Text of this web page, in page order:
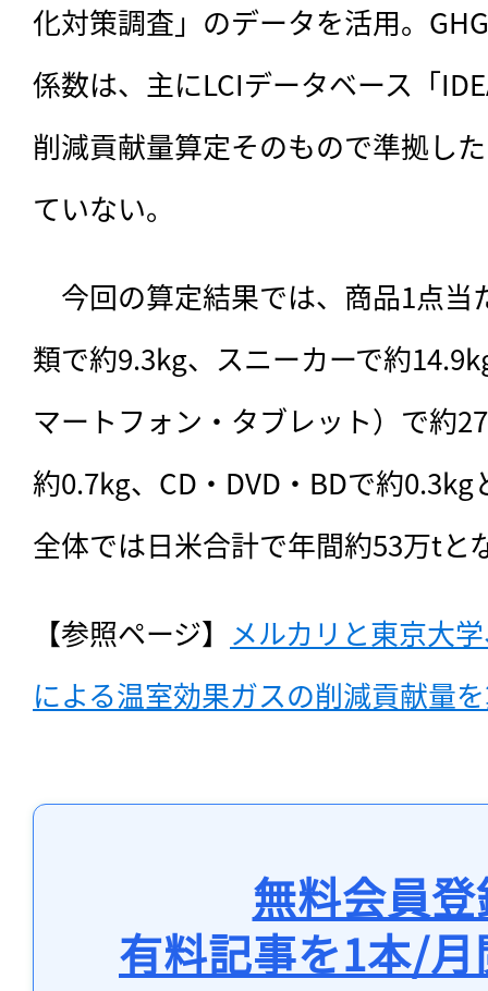
化対策調査」のデータを活用。
係数は、主にLCIデータベース「
削減貢献量算定そのもので準拠し
ていない。
今回の算定結果では、商品1点当
類で約9.3kg、スニーカーで約
マートフォン・タブレット）で約
約0.7kg、CD・DVD・BDで約
全体では日米合計で年間約53万tと
【参照ページ】 メルカリと東京大
による温室効果ガスの削減貢献量
無料会員
有料記事を1本/